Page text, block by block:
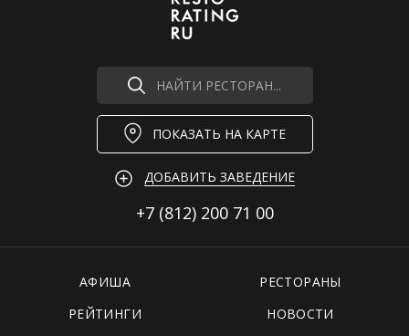
НАЙТИ РЕСТОРАН...
ПОКАЗАТЬ НА КАРТЕ
ДОБАВИТЬ ЗАВЕДЕНИЕ
+7 (812) 200 71 00
АФИША
РЕСТОРАНЫ
РЕЙТИНГИ
НОВОСТИ